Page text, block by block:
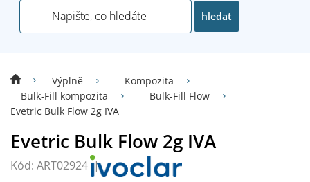
hledat
Výplně
Kompozita
Bulk-Fill kompozita
Bulk-Fill Flow
Evetric Bulk Flow 2g IVA
Evetric Bulk Flow 2g IVA
Kód: ART02924